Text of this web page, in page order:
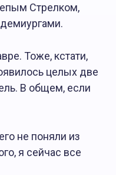
Стрелком,
Тоже, кстати,
целых две
В общем, если
не поняли из
я сейчас все